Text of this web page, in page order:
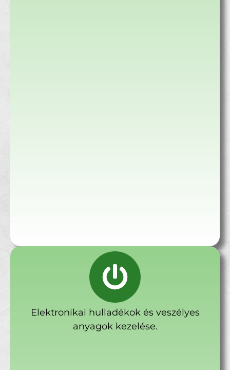
Elektronikai hulladékok és veszélyes
anyagok kezelése.